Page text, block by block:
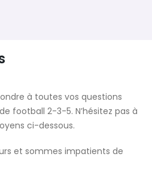
à toutes vos questions
football 2-3-5. N’hésitez pas à
ci-dessous.
et sommes impatients de